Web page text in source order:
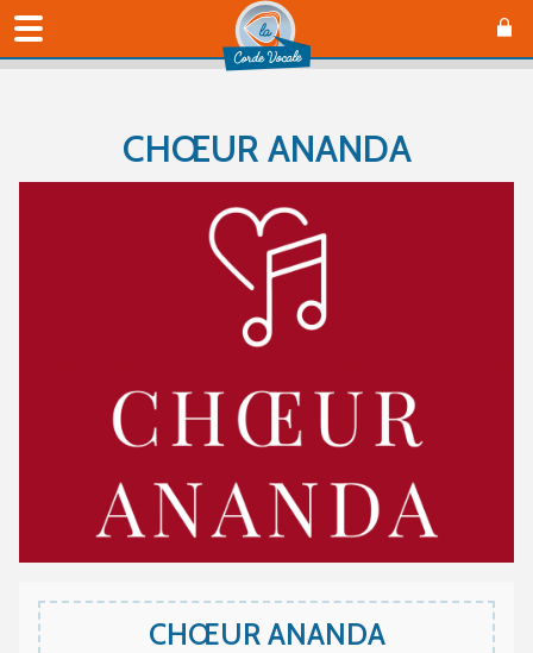
CHŒUR ANANDA
CHŒUR ANANDA